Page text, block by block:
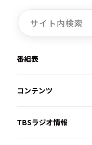
番組表
コンテンツ
TBSラジオ情報